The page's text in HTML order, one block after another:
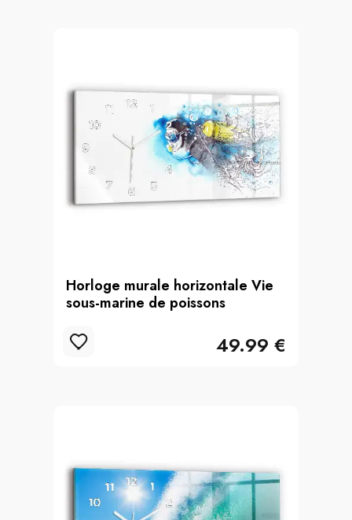
Horloge murale horizontale Vie
sous-marine de poissons
49.99 €